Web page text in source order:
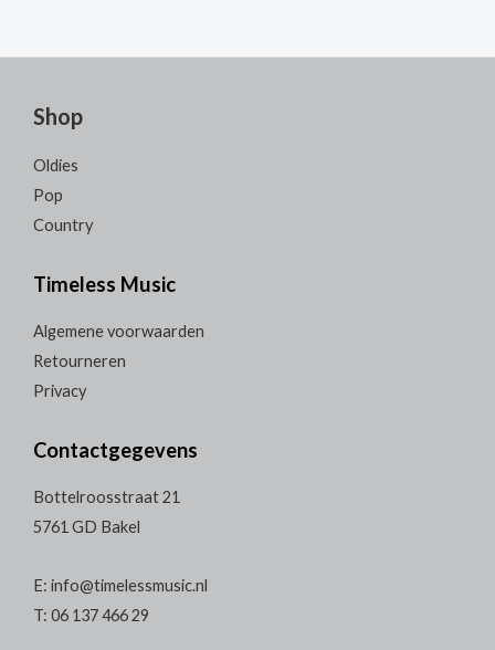
Shop
Oldies
Pop
Country
Timeless Music
Algemene voorwaarden
Retourneren
Privacy
Contactgegevens
Bottelroosstraat 21
5761 GD Bakel
E: info@timelessmusic.nl
T: 06 137 466 29